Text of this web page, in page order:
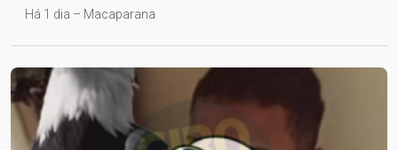
Há 1 dia – Macaparana